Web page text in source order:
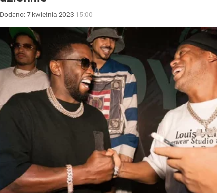
Dodano:7 kwietnia 2023 15:00